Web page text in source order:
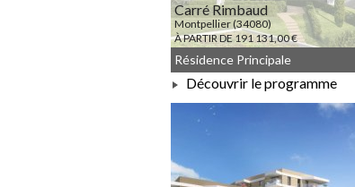
Carré Rimbaud
Montpellier (34080)
À PARTIR DE 191 131,00 €
À PARTIR DE 191 131,00
Résidence Principale
Découvrir le programme